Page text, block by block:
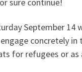
September 14
concretely
for refugees or as